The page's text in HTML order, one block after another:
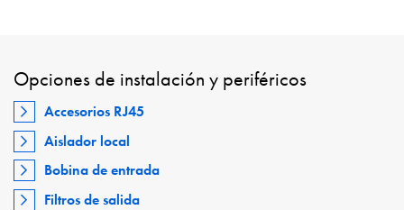
Opciones de instalación y periféricos
Accesorios RJ45
Aislador local
Bobina de entrada
Filtros de salida